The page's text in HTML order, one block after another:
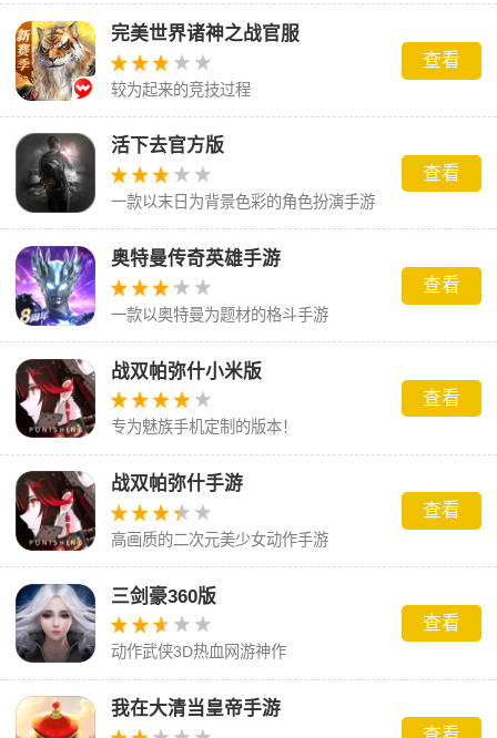
完美世界诸神之战官服
较为起来的竞技过程
查看
活下去官方版
一款以末日为背景色彩的角色扮演手游
查看
奥特曼传奇英雄手游
一款以奥特曼为题材的格斗手游
查看
战双帕弥什小米版
专为魅族手机定制的版本！
查看
战双帕弥什手游
高画质的二次元美少女动作手游
查看
三剑豪360版
动作武侠3D热血网游神作
查看
我在大清当皇帝手游